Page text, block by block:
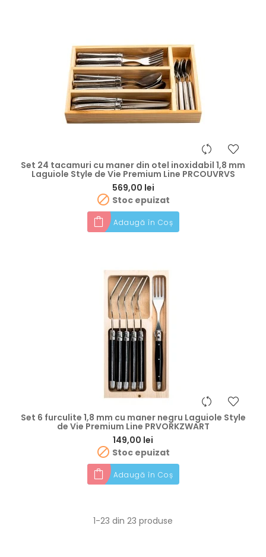
Set 24 tacamuri cu maner din otel inoxidabil 1,8 mm
Laguiole Style de Vie Premium Line PRCOUVRVS
569,00 lei
 Stoc epuizat
Adaugă în Coș
Set 6 furculite 1,8 mm cu maner negru Laguiole Style
de Vie Premium Line PRVORKZWART
149,00 lei
 Stoc epuizat
Adaugă în Coș
1-23 din 23 produse